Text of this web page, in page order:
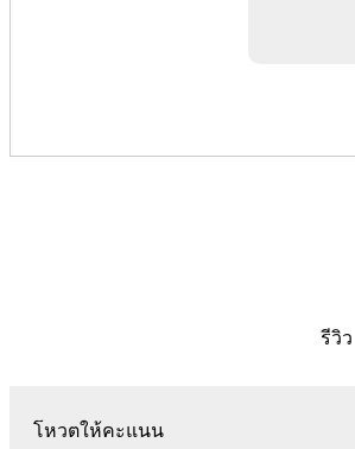
รีวิว
โหวตให้คะแนน